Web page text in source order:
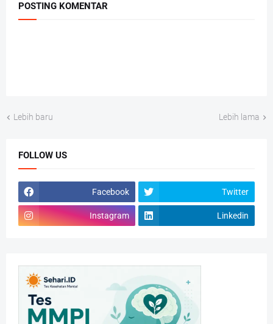
POSTING KOMENTAR
Lebih baru Lebih lama
FOLLOW US
Facebook Twitter
Instagram Linkedin